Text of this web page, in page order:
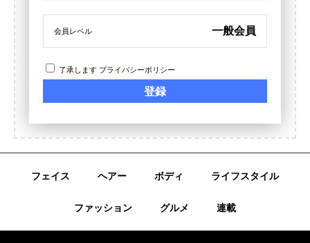
会員レベル 一般会員
了承します プライバシーポリシー
フェイス ヘアー ボディ ライフスタイル
ファッション グルメ 連載